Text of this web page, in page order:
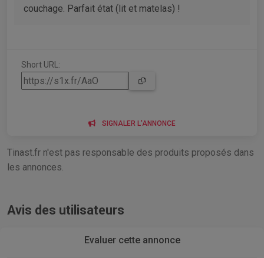
couchage. Parfait état (lit et matelas) !
Short URL:
SIGNALER L'ANNONCE
Tinast.fr n'est pas responsable des produits proposés dans
les annonces.
Avis des utilisateurs
Evaluer cette annonce